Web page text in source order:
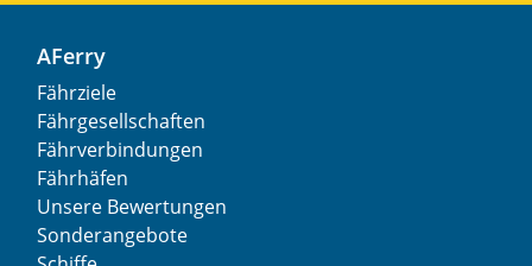
AFerry
Fährziele
Fährgesellschaften
Fährverbindungen
Fährhäfen
Unsere Bewertungen
Sonderangebote